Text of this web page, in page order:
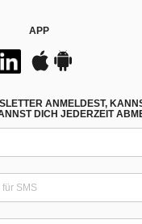
APP
ANMELDEST,
DICH JEDERZEIT